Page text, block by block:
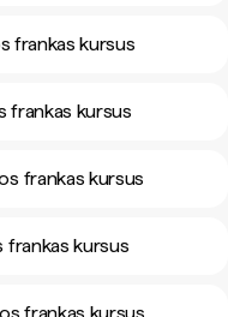
frankas kursus
frankas kursus
frankas kursus
frankas kursus